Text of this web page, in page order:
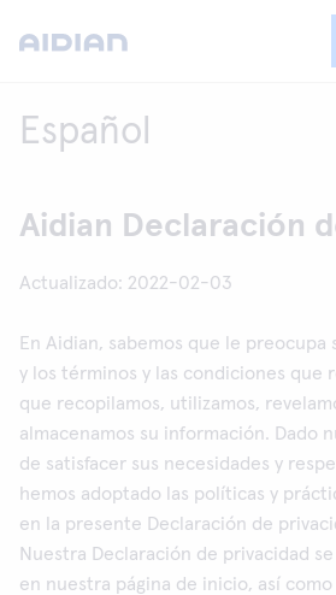
Español
Aidian Declaración
Actualizado: 2022-02-03
En Aidian, sabemos que le preocupa
y los términos y las condiciones que
que recopilamos, utilizamos,
almacenamos su información. Dado
de satisfacer sus necesidades y
hemos adoptado las políticas y
en la presente Declaración de
Nuestra Declaración de privacidad
en nuestra página de inicio, así como